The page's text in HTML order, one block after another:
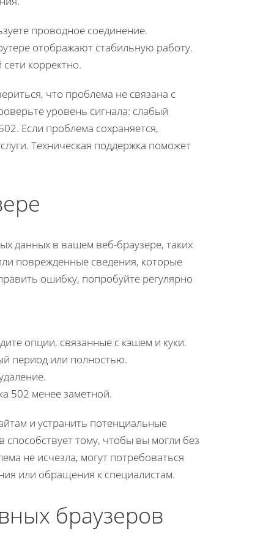
проводное соединение.
отображают стабильную работу.
корректно.
что проблема не связана с
уровень сигнала: слабый
Если проблема сохраняется,
Техническая поддержка поможет
данных в вашем веб-браузере, таких
поврежденные сведения, которые
ошибку, попробуйте регулярно
опции, связанные с кэшем и куки.
период или полностью.
502 менее заметной.
и устранить потенциальные
тому, чтобы вы могли без
не исчезла, могут потребоваться
или обращения к специалистам.
браузеров